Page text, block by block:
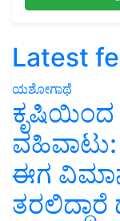
Latest
ಯಶೋಗಾಥೆ
ಈಗ